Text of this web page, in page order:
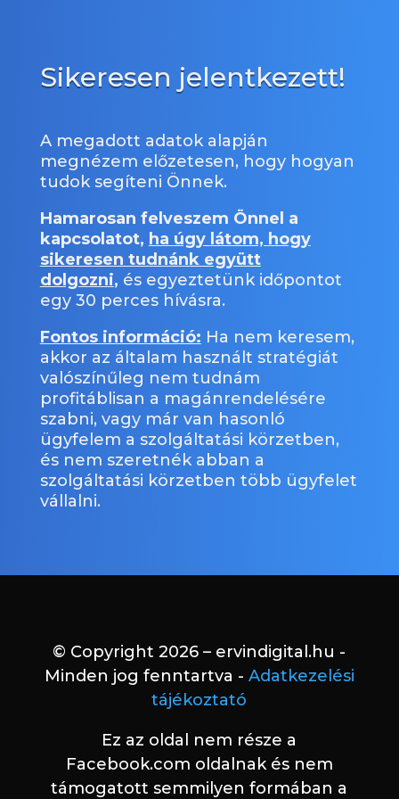
Sikeresen jelentkezett!
A megadott adatok alapján
megnézem előzetesen, hogy hogyan
tudok segíteni Önnek.
Hamarosan felveszem Önnel a
kapcsolatot, ha úgy látom, hogy
sikeresen tudnánk együtt
dolgozni, és egyeztetünk időpontot
egy 30 perces hívásra.
Fontos információ: Ha nem keresem,
akkor az általam használt stratégiát
valószínűleg nem tudnám
profitáblisan a magánrendelésére
szabni, vagy már van hasonló
ügyfelem a szolgáltatási körzetben,
és nem szeretnék abban a
szolgáltatási körzetben több ügyfelet
vállalni.
© Copyright 2026 – ervindigital.hu -
Minden jog fenntartva - Adatkezelési
tájékoztató
Ez az oldal nem része a
Facebook.com oldalnak és nem
támogatott semmilyen formában a